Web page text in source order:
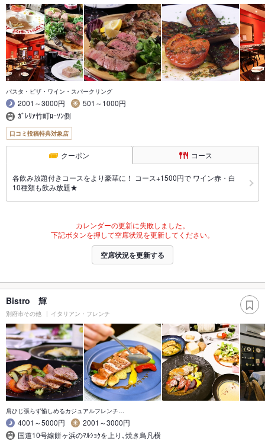
パスタ・ピザ・ワイン・スパークリング
2001～3000円
501～1000円
ｶﾞﾚﾘｱ竹町ﾛｰｿﾝ側
口コミ投稿特典対象店
クーポン コース
各飲み放題付きコースをより豪華に！ コース+1500円で ワイン赤・白
10種類も飲み放題★
カレンダーの更新に失敗しました。
下記ボタンを押して空席状況を更新してください。
空席状況を更新する
Bistro 輝
別府市その他 イタリアン・フレンチ
肩ひじ張らず愉しめるカジュアルフレンチ…
4001～5000円
2001～3000円
国道10号線餅ヶ浜のﾏﾙｼｮｸを上り､焼き鳥凡横